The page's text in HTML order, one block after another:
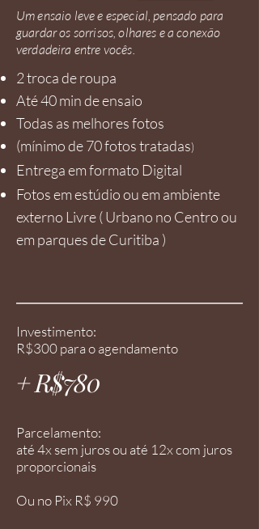
Um ensaio leve e especial, pensado para
guardar os sorrisos, olhares e a conexão
verdadeira entre vocês.
2 troca de roupa
Até 40 min de ensaio
Todas as melhores fotos
(mínimo de 70 fotos tratadas)
Entrega em formato Digital
Fotos em estúdio ou em ambiente
externo Livre ( Urbano no Centro ou
em parques de Curitiba )
Investimento:
R$300 para o agendamento
+ R$780
Parcelamento:
até 4x sem juros ou até 12x com juros
proporcionais
Ou no Pix R$ 990